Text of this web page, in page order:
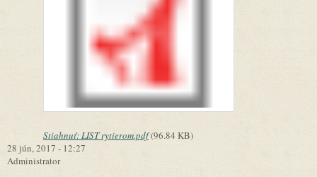
Stiahnuť: LIST rytierom.pdf(96.84 KB)
28 jún, 2017 - 12:27
Administrator